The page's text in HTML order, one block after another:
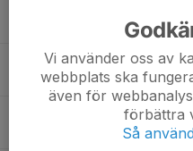
Vi använder oss av
webbplats ska
även för
förbättra
Så